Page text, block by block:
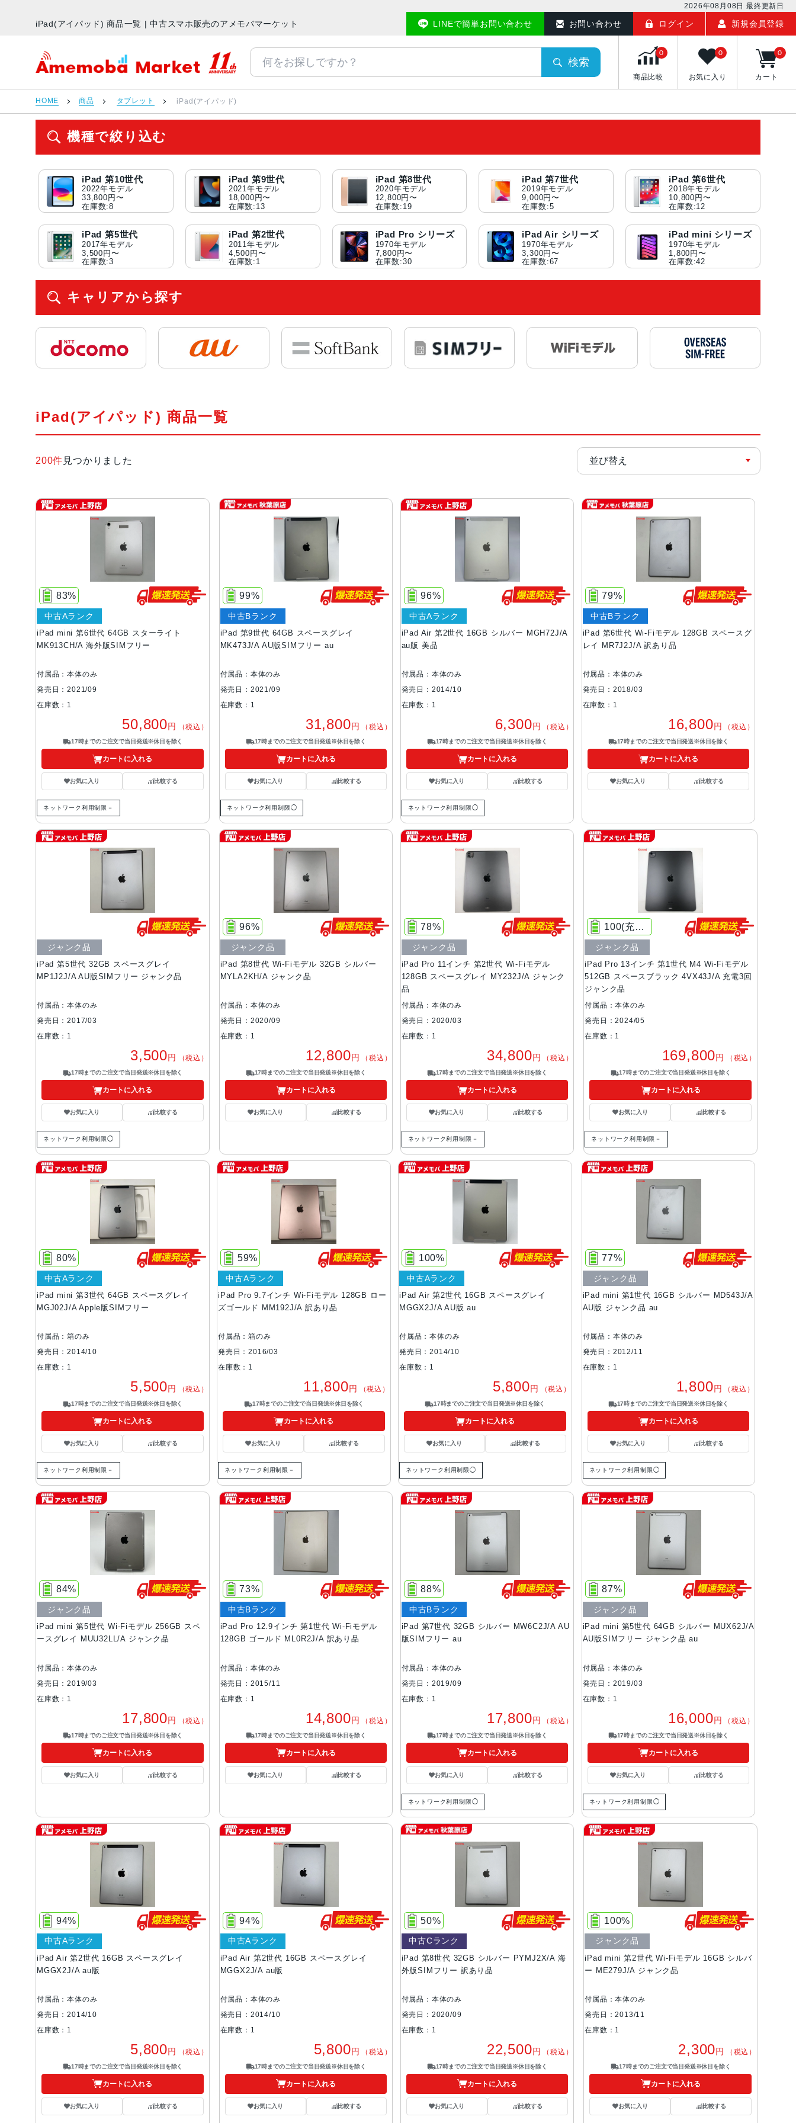
2026年08月08日 最終更新日
iPad(アイパッド) 商品一覧 | 中古スマホ販売のアメモバマーケット LINEで簡単お問い合わせ お問い合わせ ログイン 新規会員登録
アメモバマーケット
検索
商品比較
0
お気に入り
0
カート
0
HOME 商品 タブレット iPad(アイパッド)
機種で絞り込む
iPad 第10世代
2022年モデル
33,800円〜
在庫数:8
iPad 第9世代
2021年モデル
18,000円〜
在庫数:13
iPad 第8世代
2020年モデル
12,800円〜
在庫数:19
iPad 第7世代
2019年モデル
9,000円〜
在庫数:5
iPad 第6世代
2018年モデル
10,800円〜
在庫数:12
iPad 第5世代
2017年モデル
3,500円〜
在庫数:3
iPad 第2世代
2011年モデル
4,500円〜
在庫数:1
iPad Pro シリーズ
1970年モデル
7,800円〜
在庫数:30
iPad Air シリーズ
1970年モデル
3,300円〜
在庫数:67
iPad mini シリーズ
1970年モデル
1,800円〜
在庫数:42
キャリアから探す
iPad(アイパッド) 商品一覧
200件 見つかりました
iPad mini 第6世代 64GB スターライト
MK913CH/A 海外版SIMフリー
83%
中古Aランク
付属品：本体のみ
発売日：2021/09
在庫数：1
50,800円 （税込）
17時までのご注文で当日発送※休日を除く
カートに入れる
お気に入り 比較する
ネットワーク利用制限－
iPad 第9世代 64GB スペースグレイ
MK473J/A AU版SIMフリー au
99%
中古Bランク
付属品：本体のみ
発売日：2021/09
在庫数：1
31,800円 （税込）
17時までのご注文で当日発送※休日を除く
カートに入れる
お気に入り 比較する
ネットワーク利用制限◯
iPad Air 第2世代 16GB シルバー MGH72J/A
au版 美品
96%
中古Aランク
付属品：本体のみ
発売日：2014/10
在庫数：1
6,300円 （税込）
17時までのご注文で当日発送※休日を除く
カートに入れる
お気に入り 比較する
ネットワーク利用制限◯
iPad 第6世代 Wi-Fiモデル 128GB スペースグ
レイ MR7J2J/A 訳あり品
79%
中古Bランク
付属品：本体のみ
発売日：2018/03
在庫数：1
16,800円 （税込）
17時までのご注文で当日発送※休日を除く
カートに入れる
お気に入り 比較する
iPad 第5世代 32GB スペースグレイ
MP1J2J/A AU版SIMフリー ジャンク品
ジャンク品
付属品：本体のみ
発売日：2017/03
在庫数：1
3,500円 （税込）
17時までのご注文で当日発送※休日を除く
カートに入れる
お気に入り 比較する
ネットワーク利用制限◯
iPad 第8世代 Wi-Fiモデル 32GB シルバー
MYLA2KH/A ジャンク品
96%
ジャンク品
付属品：本体のみ
発売日：2020/09
在庫数：1
12,800円 （税込）
17時までのご注文で当日発送※休日を除く
カートに入れる
お気に入り 比較する
iPad Pro 11インチ 第2世代 Wi-Fiモデル
128GB スペースグレイ MY232J/A ジャンク
品
78%
ジャンク品
付属品：本体のみ
発売日：2020/03
在庫数：1
34,800円 （税込）
17時までのご注文で当日発送※休日を除く
カートに入れる
お気に入り 比較する
ネットワーク利用制限－
iPad Pro 13インチ 第1世代 M4 Wi-Fiモデル
512GB スペースブラック 4VX43J/A 充電3回
ジャンク品
100(充電3回)
ジャンク品
付属品：本体のみ
発売日：2024/05
在庫数：1
169,800円 （税込）
17時までのご注文で当日発送※休日を除く
カートに入れる
お気に入り 比較する
ネットワーク利用制限－
iPad mini 第3世代 64GB スペースグレイ
MGJ02J/A Apple版SIMフリー
80%
中古Aランク
付属品：箱のみ
発売日：2014/10
在庫数：1
5,500円 （税込）
17時までのご注文で当日発送※休日を除く
カートに入れる
お気に入り 比較する
ネットワーク利用制限－
iPad Pro 9.7インチ Wi-Fiモデル 128GB ロー
ズゴールド MM192J/A 訳あり品
59%
中古Aランク
付属品：箱のみ
発売日：2016/03
在庫数：1
11,800円 （税込）
17時までのご注文で当日発送※休日を除く
カートに入れる
お気に入り 比較する
ネットワーク利用制限－
iPad Air 第2世代 16GB スペースグレイ
MGGX2J/A AU版 au
100%
中古Aランク
付属品：本体のみ
発売日：2014/10
在庫数：1
5,800円 （税込）
17時までのご注文で当日発送※休日を除く
カートに入れる
お気に入り 比較する
ネットワーク利用制限◯
iPad mini 第1世代 16GB シルバー MD543J/A
AU版 ジャンク品 au
77%
ジャンク品
付属品：本体のみ
発売日：2012/11
在庫数：1
1,800円 （税込）
17時までのご注文で当日発送※休日を除く
カートに入れる
お気に入り 比較する
ネットワーク利用制限◯
iPad mini 第5世代 Wi-Fiモデル 256GB スペ
ースグレイ MUU32LL/A ジャンク品
84%
ジャンク品
付属品：本体のみ
発売日：2019/03
在庫数：1
17,800円 （税込）
17時までのご注文で当日発送※休日を除く
カートに入れる
お気に入り 比較する
iPad Pro 12.9インチ 第1世代 Wi-Fiモデル
128GB ゴールド ML0R2J/A 訳あり品
73%
中古Bランク
付属品：本体のみ
発売日：2015/11
在庫数：1
14,800円 （税込）
17時までのご注文で当日発送※休日を除く
カートに入れる
お気に入り 比較する
iPad 第7世代 32GB シルバー MW6C2J/A AU
版SIMフリー au
88%
中古Bランク
付属品：本体のみ
発売日：2019/09
在庫数：1
17,800円 （税込）
17時までのご注文で当日発送※休日を除く
カートに入れる
お気に入り 比較する
ネットワーク利用制限◯
iPad mini 第5世代 64GB シルバー MUX62J/A
AU版SIMフリー ジャンク品 au
87%
ジャンク品
付属品：本体のみ
発売日：2019/03
在庫数：1
16,000円 （税込）
17時までのご注文で当日発送※休日を除く
カートに入れる
お気に入り 比較する
ネットワーク利用制限◯
iPad Air 第2世代 16GB スペースグレイ
MGGX2J/A au版
94%
中古Aランク
付属品：本体のみ
発売日：2014/10
在庫数：1
5,800円 （税込）
17時までのご注文で当日発送※休日を除く
カートに入れる
お気に入り 比較する
iPad Air 第2世代 16GB スペースグレイ
MGGX2J/A au版
94%
中古Aランク
付属品：本体のみ
発売日：2014/10
在庫数：1
5,800円 （税込）
17時までのご注文で当日発送※休日を除く
カートに入れる
お気に入り 比較する
iPad 第8世代 32GB シルバー PYMJ2X/A 海
外版SIMフリー 訳あり品
50%
中古Cランク
付属品：本体のみ
発売日：2020/09
在庫数：1
22,500円 （税込）
17時までのご注文で当日発送※休日を除く
カートに入れる
お気に入り 比較する
iPad mini 第2世代 Wi-Fiモデル 16GB シルバ
ー ME279J/A ジャンク品
100%
ジャンク品
付属品：本体のみ
発売日：2013/11
在庫数：1
2,300円 （税込）
17時までのご注文で当日発送※休日を除く
カートに入れる
お気に入り 比較する